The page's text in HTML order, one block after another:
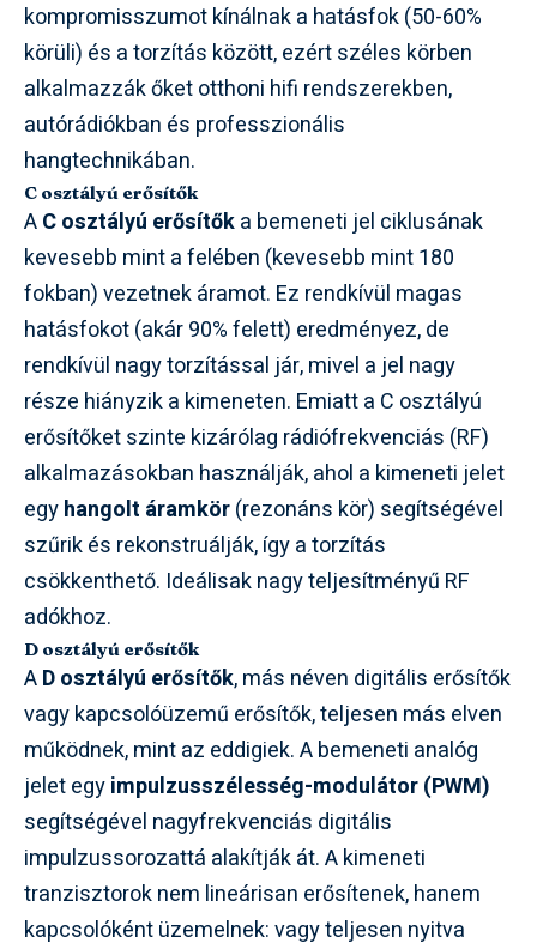
kompromisszumot kínálnak a hatásfok (50-60%
körüli) és a torzítás között, ezért széles körben
alkalmazzák őket otthoni hifi rendszerekben,
autórádiókban és professzionális
hangtechnikában.
C osztályú erősítők
AC osztályú erősítőka bemeneti jel ciklusának
kevesebb mint a felében (kevesebb mint 180
fokban) vezetnek áramot. Ez rendkívül magas
hatásfokot (akár 90% felett) eredményez, de
rendkívül nagy torzítással jár, mivel a jel nagy
része hiányzik a kimeneten. Emiatt a C osztályú
erősítőket szinte kizárólag rádiófrekvenciás (RF)
alkalmazásokban használják, ahol a kimeneti jelet
egyhangolt áramkör(rezonáns kör) segítségével
szűrik és rekonstruálják, így a torzítás
csökkenthető. Ideálisak nagy teljesítményű RF
adókhoz.
D osztályú erősítők
AD osztályú erősítők, más néven digitális erősítők
vagy kapcsolóüzemű erősítők, teljesen más elven
működnek, mint az eddigiek. A bemeneti analóg
jelet egyimpulzusszélesség-modulátor (PWM)
segítségével nagyfrekvenciás digitális
impulzussorozattá alakítják át. A kimeneti
tranzisztorok nem lineárisan erősítenek, hanem
kapcsolóként üzemelnek: vagy teljesen nyitva